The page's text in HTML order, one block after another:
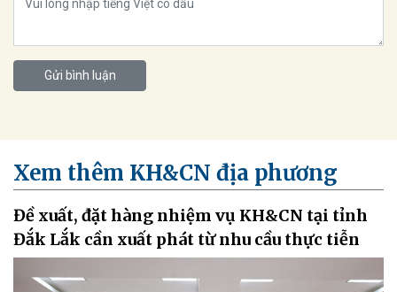
Gửi bình luận
Xem thêm KH&CN địa phương
Đề xuất, đặt hàng nhiệm vụ KH&CN tại tỉnh
Đắk Lắk cần xuất phát từ nhu cầu thực tiễn